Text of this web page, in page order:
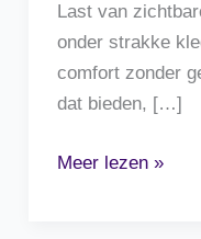
Last van
onder strakke
comfort zonder
dat bieden, […]
Tepelplakkers:
Meer lezen »